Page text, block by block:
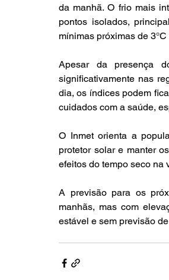
da manhã. O frio mais
pontos isolados,
mínimas próximas de
Apesar da presença
significativamente nas
dia, os índices podem
cuidados com a saúde,
O Inmet orienta a
protetor solar e manter
efeitos do tempo seco na
A previsão para os
manhãs, mas com
estável e sem previsão